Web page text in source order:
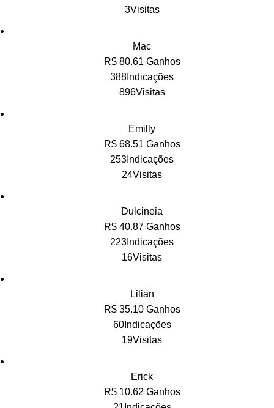
3Visitas
Mac
R$ 80.61 Ganhos
388Indicações
896Visitas
Emilly
R$ 68.51 Ganhos
253Indicações
24Visitas
Dulcineia
R$ 40.87 Ganhos
223Indicações
16Visitas
Lilian
R$ 35.10 Ganhos
60Indicações
19Visitas
Erick
R$ 10.62 Ganhos